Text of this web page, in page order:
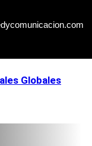
Globales